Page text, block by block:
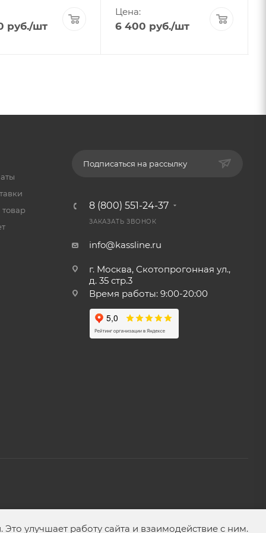
руб./шт
Цена:
6 400 руб./шт
Подписаться на рассылку
8 (800) 551-24-37
ЗАКАЗАТЬ ЗВОНОК
info@kassline.ru
г. Москва, Скотопрогонная ул.,
д. 35 стр.3
Время работы: 9:00-20:00
улучшает работу сайта и взаимодействие с ним.